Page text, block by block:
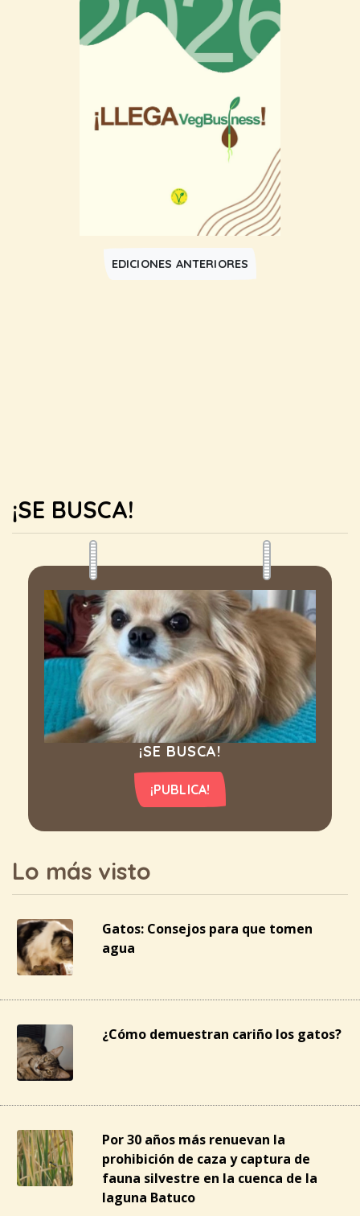
EDICIONES ANTERIORES
¡SE BUSCA!
¡SE BUSCA!
¡PUBLICA!
Lo más visto
Gatos: Consejos para que tomen
agua
¿Cómo demuestran cariño los gatos?
Por 30 años más renuevan la
prohibición de caza y captura de
fauna silvestre en la cuenca de la
laguna Batuco